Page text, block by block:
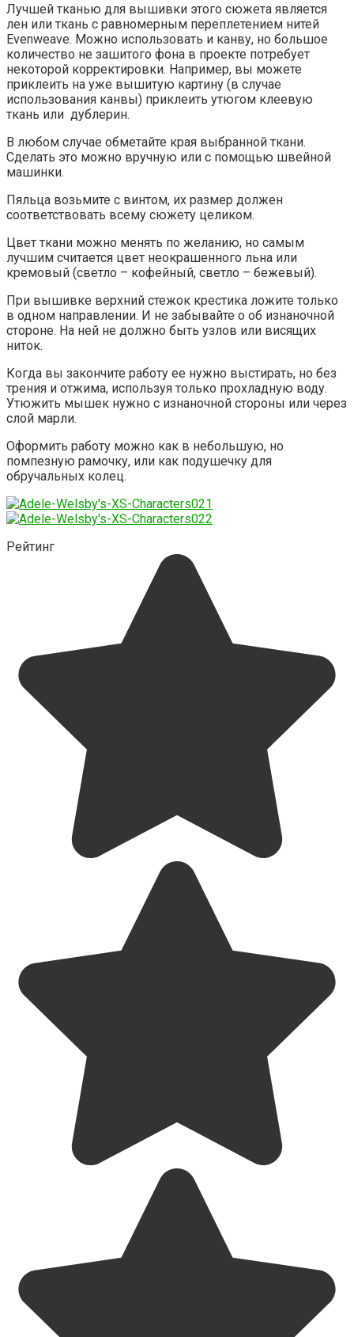
Лучшей тканью для вышивки этого сюжета является
лен или ткань с равномерным переплетением нитей
Evenweave. Можно использовать и канву, но большое
количество не зашитого фона в проекте потребует
некоторой корректировки. Например, вы можете
приклеить на уже вышитую картину (в случае
использования канвы) приклеить утюгом клеевую
ткань или дублерин.
В любом случае обметайте края выбранной ткани.
Сделать это можно вручную или с помощью швейной
машинки.
Пяльца возьмите с винтом, их размер должен
соответствовать всему сюжету целиком.
Цвет ткани можно менять по желанию, но самым
лучшим считается цвет неокрашенного льна или
кремовый (светло – кофейный, светло – бежевый).
При вышивке верхний стежок крестика ложите только
в одном направлении. И не забывайте о об изнаночной
стороне. На ней не должно быть узлов или висящих
ниток.
Когда вы закончите работу ее нужно выстирать, но без
трения и отжима, используя только прохладную воду.
Утюжить мышек нужно с изнаночной стороны или через
слой марли.
Оформить работу можно как в небольшую, но
помпезную рамочку, или как подушечку для
обручальных колец.
Рейтинг